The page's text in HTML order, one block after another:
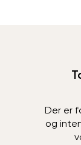
Der er
og